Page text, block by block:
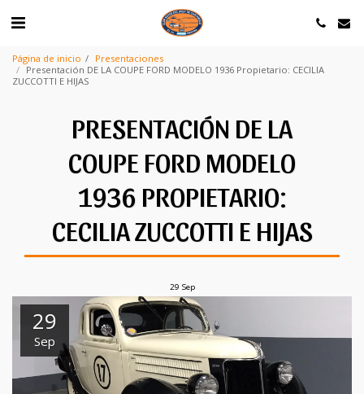
Página de inicio
Presentaciones
Presentación DE LA COUPE FORD MODELO 1936 Propietario: CECILIA
ZUCCOTTI E HIJAS
PRESENTACIÓN DE LA
COUPE FORD MODELO
1936 PROPIETARIO:
CECILIA ZUCCOTTI E HIJAS
29 Sep
29
Sep